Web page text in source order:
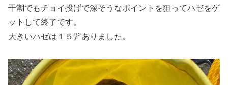
干潮でもチョイ投げで深そうなポイントを狙ってハゼをゲ
ットして終了です。
大きいハゼは１５㌢ありました。